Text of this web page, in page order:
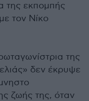
της εκπομπής
τον Νίκο
της
δεν έκρυψε
ζωής της, όταν